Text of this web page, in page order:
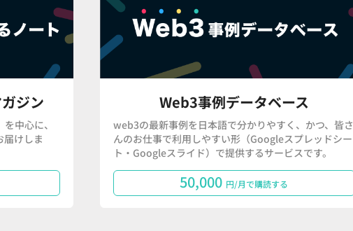
ジン
中心に、
届けしま
Web3事例データベース
web3の最新事例を日本語で分かりやすく、かつ、皆さ
んのお仕事で利用しやすい形（Googleスプレッドシー
ト・Googleスライド）で提供するサービスです。
50,000 円/月で購読する